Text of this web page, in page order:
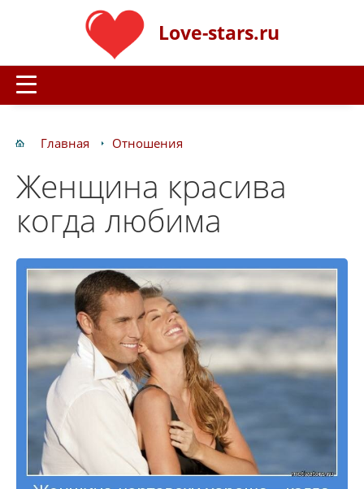
Love-stars.ru
Главная Отношения
Женщина красива
когда любима